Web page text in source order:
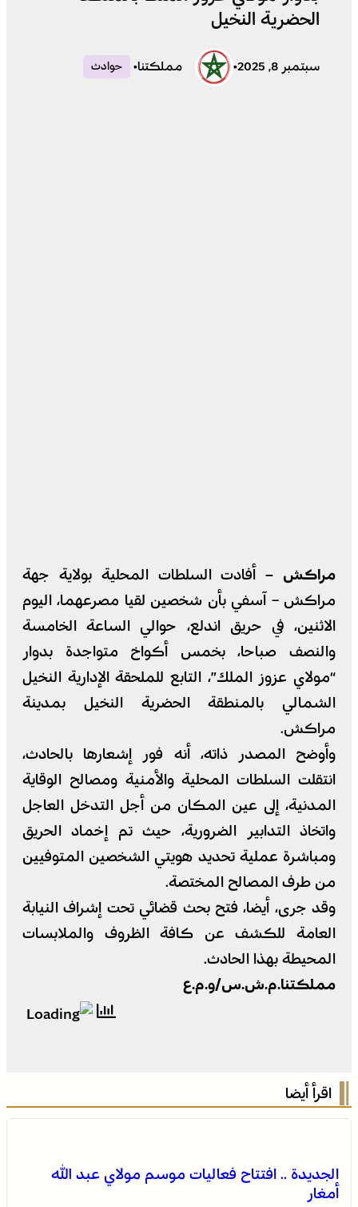
الحضرية النخيل
سبتمبر 8, 2025 • مملكتنا• حوادث
مراكش – أفادت السلطات المحلية بولاية جهة
مراكش – آسفي بأن شخصين لقيا مصرعهما، اليوم
الاثنين، في حريق اندلع، حوالي الساعة الخامسة
والنصف صباحا، بخمس أكواخ متواجدة بدوار
“مولاي عزوز الملك”، التابع للملحقة الإدارية النخيل
الشمالي بالمنطقة الحضرية النخيل بمدينة
مراكش.
وأوضح المصدر ذاته، أنه فور إشعارها بالحادث،
انتقلت السلطات المحلية والأمنية ومصالح الوقاية
المدنية، إلى عين المكان من أجل التدخل العاجل
واتخاذ التدابير الضرورية، حيث تم إخماد الحريق
ومباشرة عملية تحديد هويتي الشخصين المتوفيين
من طرف المصالح المختصة.
وقد جرى، أيضا، فتح بحث قضائي تحت إشراف النيابة
العامة للكشف عن كافة الظروف والملابسات
المحيطة بهذا الحادث.
مملكتنا.م.ش.س/و.م.ع
اقرأ أيضا
الجديدة .. افتتاح فعاليات موسم مولاي عبد الله
أمغار